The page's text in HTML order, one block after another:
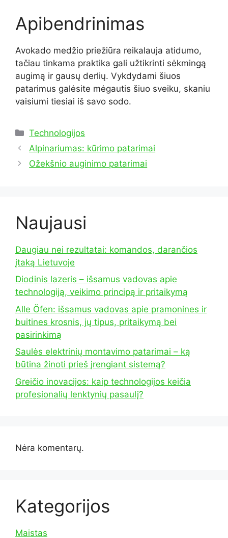
Apibendrinimas
Avokado medžio priežiūra reikalauja atidumo,
tačiau tinkama praktika gali užtikrinti sėkmingą
augimą ir gausų derlių. Vykdydami šiuos
patarimus galėsite mėgautis šiuo sveiku, skaniu
vaisiumi tiesiai iš savo sodo.
Kategorijos
Technologijos
Alpinariumas: kūrimo patarimai
Ožekšnio auginimo patarimai
Naujausi
Daugiau nei rezultatai: komandos, darančios
įtaką Lietuvoje
Diodinis lazeris – išsamus vadovas apie
technologiją, veikimo principą ir pritaikymą
Alle Öfen: išsamus vadovas apie pramonines ir
buitines krosnis, jų tipus, pritaikymą bei
pasirinkimą
Saulės elektrinių montavimo patarimai – ką
būtina žinoti prieš įrengiant sistemą?
Greičio inovacijos: kaip technologijos keičia
profesionalių lenktynių pasaulį?
Nėra komentarų.
Kategorijos
Maistas